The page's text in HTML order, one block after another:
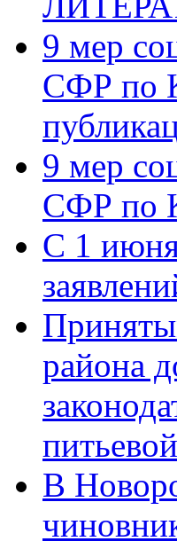
9 мер
СФР по
9 мер
СФР по
С 1 июня
района
В